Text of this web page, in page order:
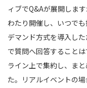
ィブでQ&Aが展開しま
わたり開催し、いつで
デマンド方式を導入し
で質問へ回答すること
ライン上で集約し、ま
た。リアルイベントの